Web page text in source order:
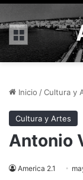
Menú
Inicio /Cultura y
Cultura y Artes
Antonio
America 2.1